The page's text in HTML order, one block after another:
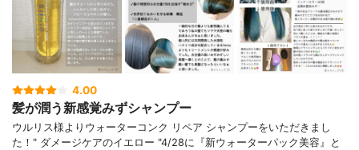
4.00
髪が潤う新感覚みずシャンプー
ウルリス様よりウォーターコンク リペア シャンプーをいただきまし
た！" ダメージケアのイエロー "4/28に『新ウォーターパック美容』と